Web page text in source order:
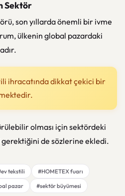
Sektör
son yıllarda önemli bir ivme
ülkenin global pazardaki
ihracatında dikkat çekici bir
olması için sektördeki
de sözlerine ekledi.
tekstili
#HOMETEX fuarı
pazar #sektör büyümesi